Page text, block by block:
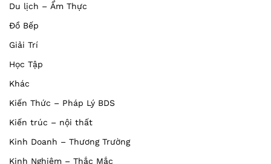
Du lịch – Ẩm Thực
Đồ Bếp
Giải Trí
Học Tập
Khác
Kiến Thức – Pháp Lý BDS
Kiến trúc – nội thất
Kinh Doanh – Thương Trường
Kinh Nghiệm – Thắc Mắc